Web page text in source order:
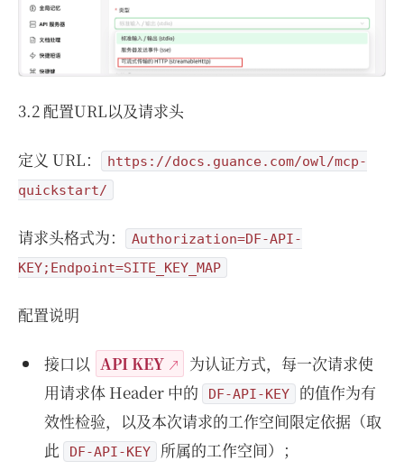
3.2 配置URL以及请求头
定义 URL：
https://docs.guance.com/owl/mcp-
quickstart/
请求头格式为：
Authorization=DF-API-
KEY;Endpoint=SITE_KEY_MAP
配置说明
接⼝以 API KEY
为认证⽅式，每⼀次请求使
⽤请求体 Header 中的
DF-API-KEY 的值作为有
效性检验，以及本次请求的⼯作空间限定依据（取
此
DF-API-KEY 所属的⼯作空间）；